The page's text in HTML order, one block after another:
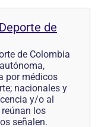
de
de Colombia
por médicos
nacionales y
y/o al
los
señalen.